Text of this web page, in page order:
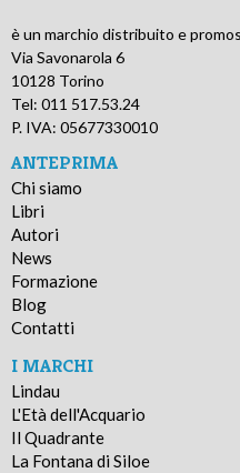
è un marchio distribuito e
Via Savonarola 6
10128 Torino
Tel: 011 517.53.24
P. IVA: 05677330010
ANTEPRIMA
Chi siamo
Libri
Autori
News
Formazione
Blog
Contatti
I MARCHI
Lindau
L'Età dell'Acquario
Il Quadrante
La Fontana di Siloe